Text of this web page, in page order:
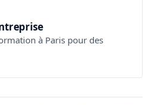
à Paris pour des